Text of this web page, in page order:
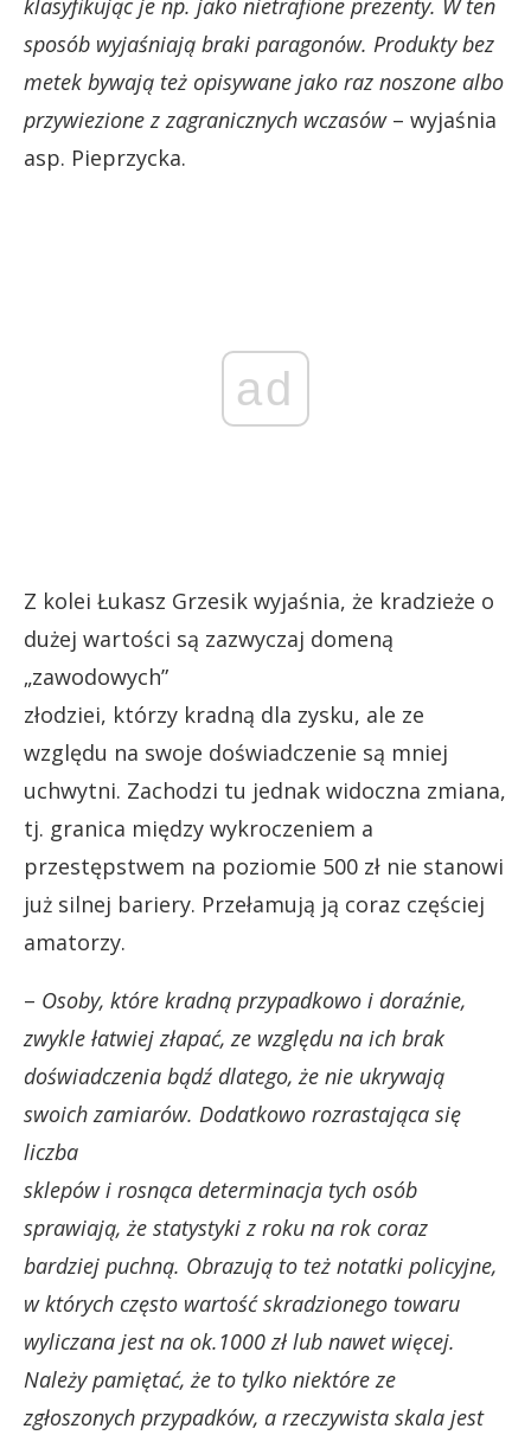
sposób wyjaśniają braki paragonów. Produkty bez
metek bywają też opisywane jako raz noszone albo
przywiezione z zagranicznych wczasów– wyjaśnia
asp. Pieprzycka.
ad
Z kolei Łukasz Grzesik wyjaśnia, że kradzieże o
dużej wartości są zazwyczaj domeną
„zawodowych”
złodziei, którzy kradną dla zysku, ale ze
względu na swoje doświadczenie są mniej
uchwytni. Zachodzi tu jednak widoczna zmiana,
tj. granica między wykroczeniem a
przestępstwem na poziomie 500 zł nie stanowi
już silnej bariery. Przełamują ją coraz częściej
amatorzy.
– Osoby, które kradną przypadkowo i doraźnie,
zwykle łatwiej złapać, ze względu na ich brak
doświadczenia bądź dlatego, że nie ukrywają
swoich zamiarów. Dodatkowo rozrastająca się
liczba
sklepów i rosnąca determinacja tych osób
sprawiają, że statystyki z roku na rok coraz
bardziej puchną. Obrazują to też notatki policyjne,
w których często wartość skradzionego towaru
wyliczana jest na ok.1000 zł lub nawet więcej.
Należy pamiętać, że to tylko niektóre ze
zgłoszonych przypadków, a rzeczywista skala jest